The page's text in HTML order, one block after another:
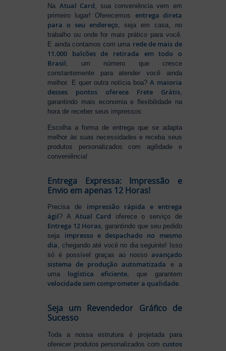
Na Atual Card , sua conveniência vem em
primeiro lugar! Oferecemos entrega direta
para o seu endereço , seja em casa, no
trabalho ou onde for mais prático para você.
E ainda contamos com uma rede de mais de
11.000 balcões de retirada em todo o
Brasil , um número que cresce
constantemente para atender você ainda
melhor. E quer outra notícia boa?A maioria
desses pontos oferece Frete Grátis,
garantindo mais economia e flexibilidade na
hora de receber seus impressos.
Escolha a forma de entrega que se adapta
melhor às suas necessidades e receba seus
produtos personalizados com agilidade e
conveniência!
Entrega Expressa: Impressão e
Envio em apenas 12 Horas!
Precisa de impressão rápida e entrega
ágil? A Atual Card oferece o serviço de
Entrega 12 Horas, garantindo que seu pedido
seja impresso e despachado no mesmo
dia, chegando até você no dia seguinte! Isso
só é possível graças ao nosso avançado
sistema de produção automatizada e a
uma logística eficiente, que garantem
velocidade sem comprometer a qualidade.
Seja um Revendedor Gráfico de
Sucesso
Toda a nossa estrutura é projetada para
oferecer produtos personalizados com custos